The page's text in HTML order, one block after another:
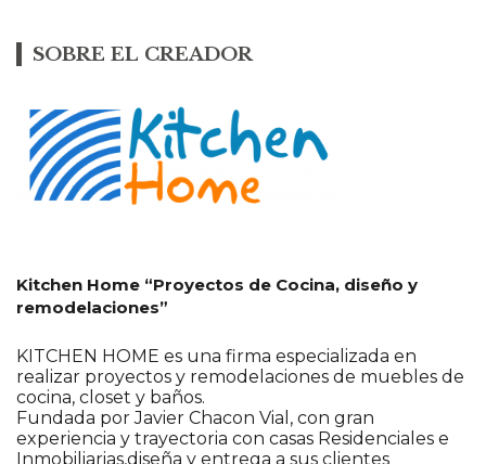
SOBRE EL CREADOR
Kitchen Home “Proyectos de Cocina, diseño y
remodelaciones”
KITCHEN HOME es una firma especializada en
realizar proyectos y remodelaciones de muebles de
cocina, closet y baños.
Fundada por Javier Chacon Vial, con gran
experiencia y trayectoria con casas Residenciales e
Inmobiliarias,diseña y entrega a sus clientes